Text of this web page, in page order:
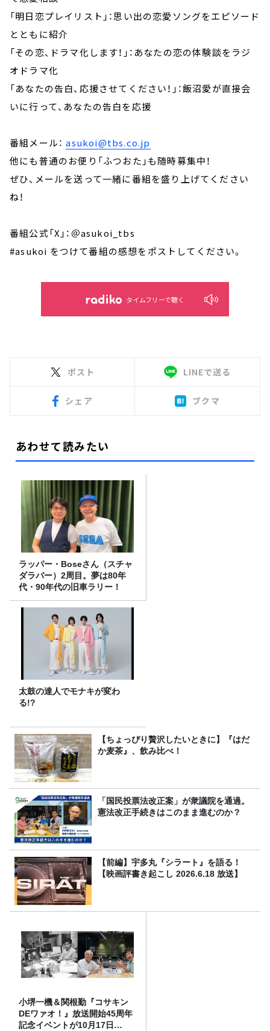
「明日恋プレイリスト」：思い出の恋愛ソングをエピソード
とともに紹介
「その恋、ドラマ化します！」：あなたの恋の体験談をラジ
オドラマ化
「あなたの告白、応援させてください！」：飯沼愛が直接会
いに行って、あなたの告白を応援
番組メール：asukoi@tbs.co.jp
他にも普通のお便り「ふつおた」も随時募集中！
ぜひ、メールを送って一緒に番組を盛り上げてください
ね！
番組公式「X」：＠asukoi_tbs
#asukoi をつけて番組の感想をポストしてください。
タイムフリーで聴く
ポスト LINEで送る
シェア ブクマ
あわせて読みたい
ラッパー・Boseさん（スチャ
ダラパー）2周目。夢は80年
代・90年代の旧車ラリー！
太鼓の達人でモナキが変わ
る!?
【ちょっぴり贅沢したいときに】『はだ
か麦茶』、飲み比べ！
「国民投票法改正案」が衆議院を通過。
憲法改正手続きはこのまま進むのか？
【前編】宇多丸『シラート』を語る！
【映画評書き起こし 2026.6.18 放送】
小堺一機＆関根勤『コサキン
DEワァオ！』放送開始45周年
記念イベントが10月17日